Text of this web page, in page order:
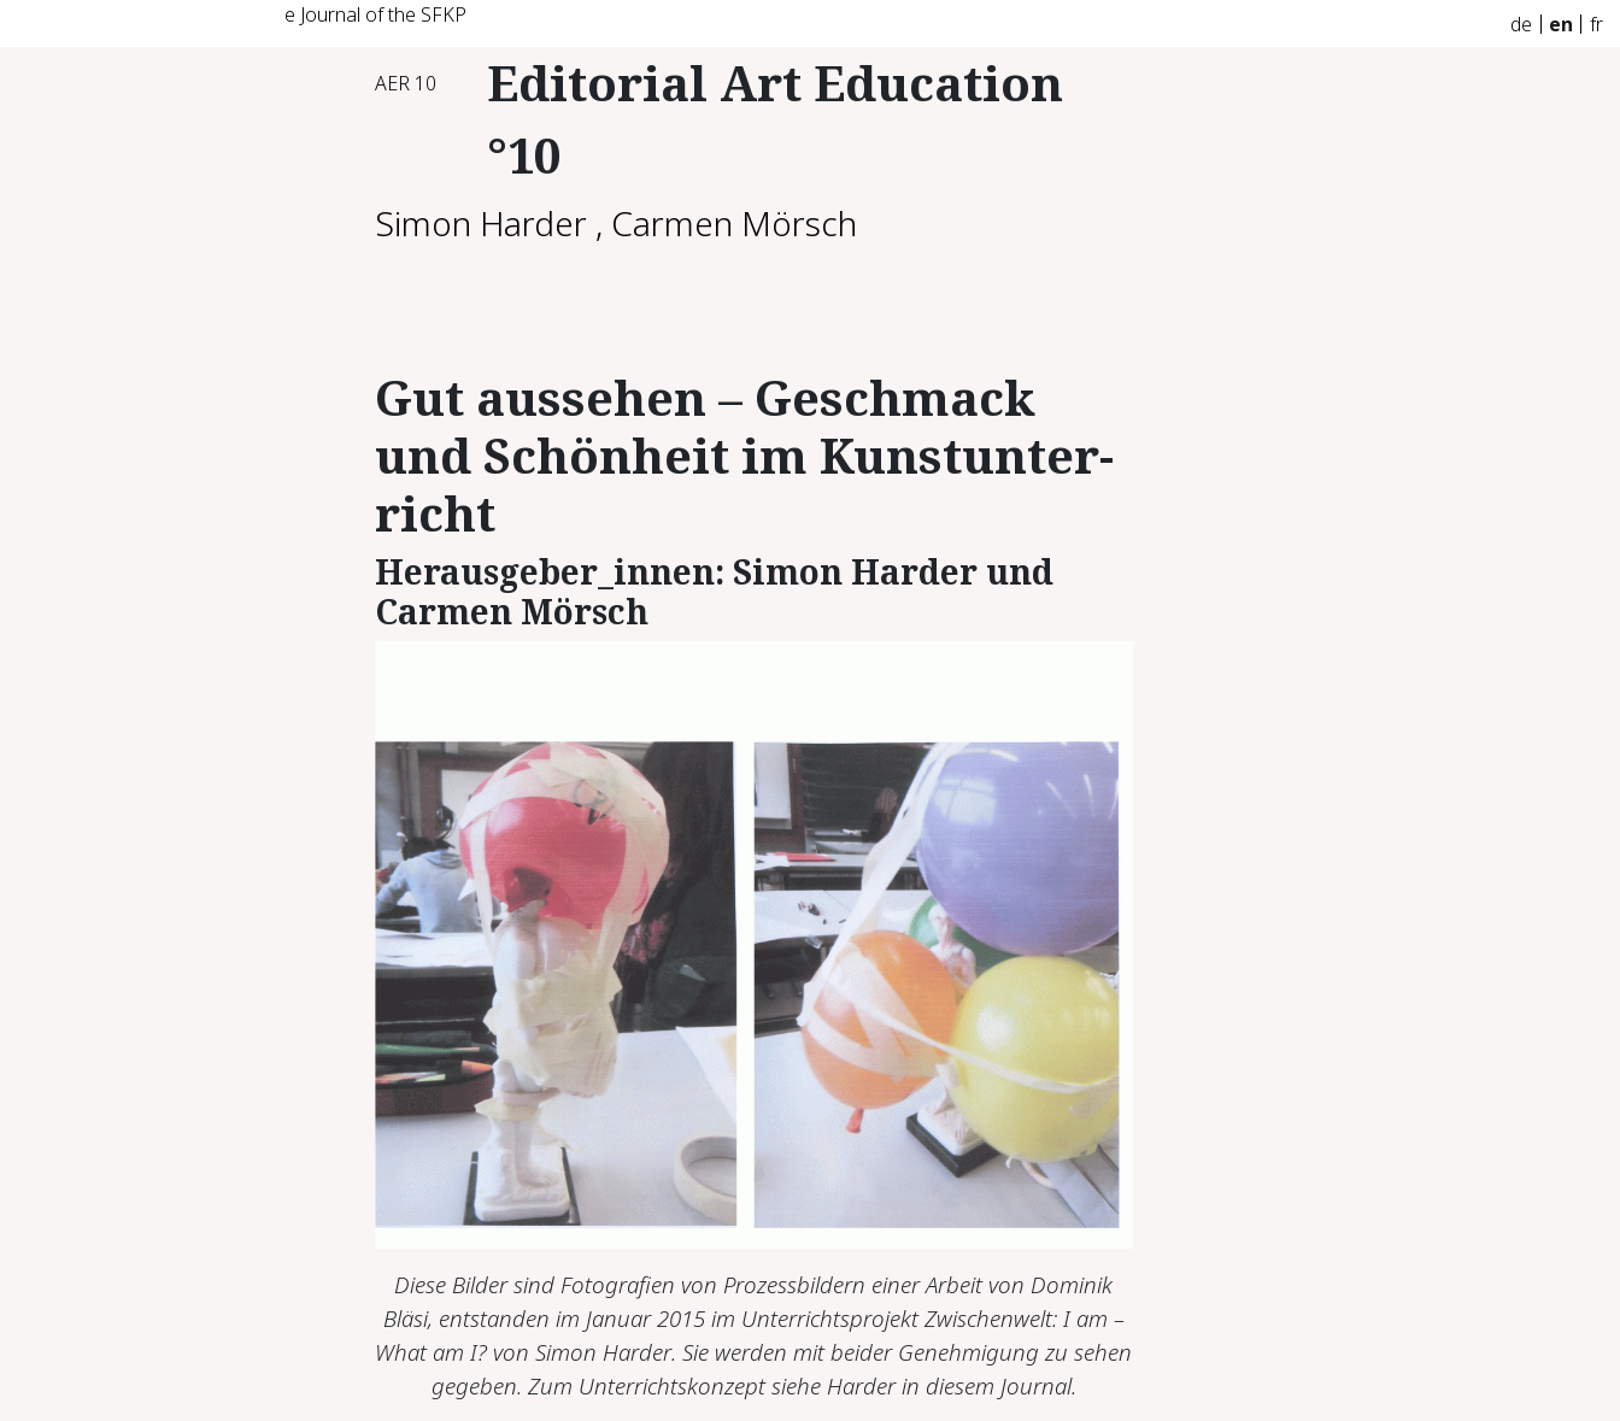
e Journal of the SFKP de en fr
AER 10
Editorial Art Education
°10
Simon Harder, Carmen Mörsch
Gut aus­se­hen – Ge­schmack
und Schön­heit im Kunstun­ter­
richt
Her­aus­ge­ber_in­nen: Si­mon Har­der und
Car­men Mörsch
Diese Bilder sind Fotografien von Prozessbildern einer Arbeit von Dominik
Bläsi, entstanden im Januar 2015 im UnterrichtsprojektZwischenwelt: I am –
What am I? von Simon Harder. Sie werden mit beider Genehmigung zu sehen
gegeben. Zum Unterrichtskonzept siehe Harder in diesem Journal.